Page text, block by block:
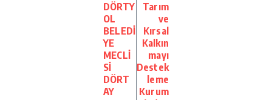
DÖRTY
OL
BELEDİ
YE
MECLİ
Sİ
DÖRT
AY
Tarım
ve
Kırsal
Kalkın
mayı
Destek
leme
Kurum